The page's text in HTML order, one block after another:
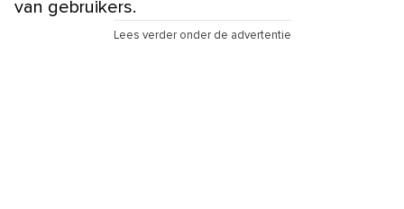
van gebruikers.
Lees verder onder de advertentie